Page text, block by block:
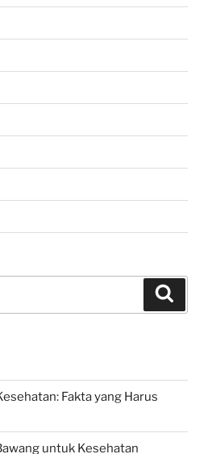
Fakta yang Harus
untuk Kesehatan